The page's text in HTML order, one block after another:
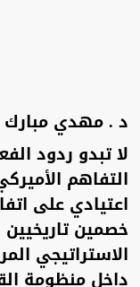
د . مهدي مبارك
لا تبدو ردود
التفاهم
اعتيادي على
خصمين
الاستراتيجي
داخل منظومة